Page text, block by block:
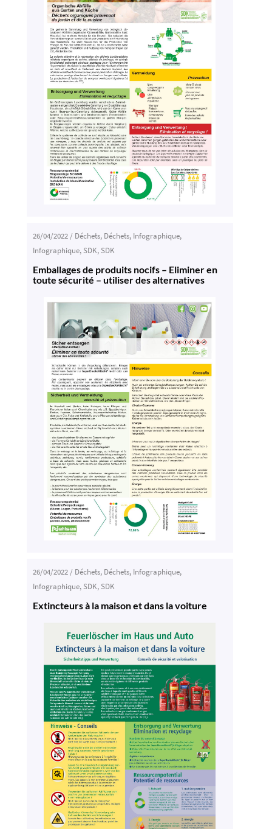
26/04/2022/ Déchets, Déchets, Infographique,
Infographique,SDK,SDK
Emballages de produits nocifs – Eliminer en
toute sécurité – utiliser des alternatives
26/04/2022/ Déchets, Déchets, Infographique,
Infographique,SDK,SDK
Extincteurs à la maison et dans la voiture